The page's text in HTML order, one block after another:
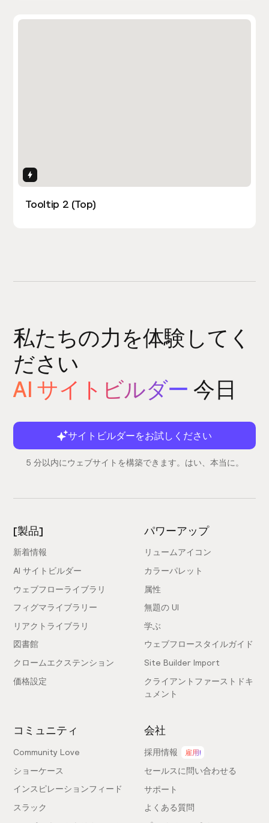
Tooltip 2 (Top)
私たちの力を体験してく
ださい
AI サイトビルダー 今日
サイトビルダーをお試しください
5 分以内にウェブサイトを構築できます。はい、本当に。
[製品]
新着情報
AI サイトビルダー
ウェブフローライブラリ
フィグマライブラリー
リアクトライブラリ
図書館
クロームエクステンション
価格設定
パワーアップ
リュームアイコン
カラーパレット
属性
無題の UI
学ぶ
ウェブフロースタイルガイド
Site Builder Import
クライアントファーストドキ
ュメント
コミュニティ
Community Love
ショーケース
インスピレーションフィード
スラック
会社
採用情報 雇用!
セールスに問い合わせる
サポート
よくある質問